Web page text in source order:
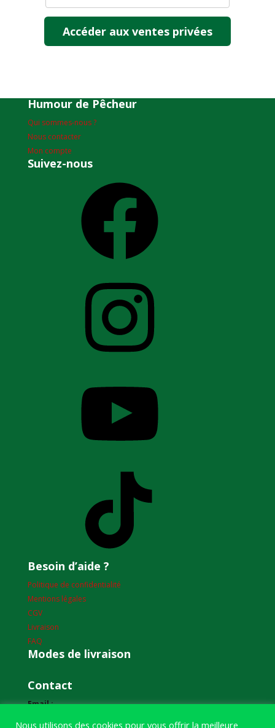
Humour de Pêcheur
Qui sommes-nous ?
Nous contacter
Mon compte
Suivez-nous
Besoin d’aide ?
Politique de confidentialité
Mentions légales
CGV
Livraison
FAQ
Modes de livraison
Contact
Email :
Nous utilisons des cookies pour vous offrir la meilleure